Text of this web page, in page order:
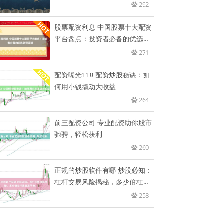
292
股票配资利息 中国股票十大配资
平台盘点：投资者必备的优选融
271
配资曝光110 配资炒股秘诀：如
何用小钱撬动大收益
264
前三配资公司 专业配资助你股市
驰骋，轻松获利
260
正规的炒股软件有哪 炒股必知：
杠杆交易风险揭秘，多少倍杠杆
258